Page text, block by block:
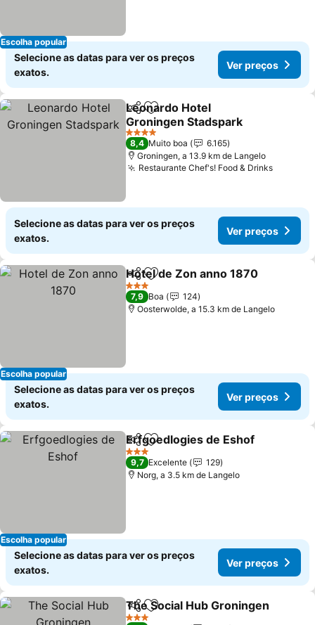
Escolha popular
Selecione as datas para ver os preços
exatos.
Ver preços
PartilharAdicionar aos favoritos
Leonardo Hotel
Groningen Stadspark
4 Estrelas
8,4 Muito boa
6.165
Groningen, a 13.9 km de Langelo
Restaurante Chef's! Food & Drinks
Selecione as datas para ver os preços
exatos.
Ver preços
Escolha popular
PartilharAdicionar aos favoritos
Hotel de Zon anno 1870
3 Estrelas
7,9 Boa
124
Oosterwolde, a 15.3 km de Langelo
Selecione as datas para ver os preços
exatos.
Ver preços
Escolha popular
PartilharAdicionar aos favoritos
Erfgoedlogies de Eshof
3 Estrelas
9,7 Excelente
129
Norg, a 3.5 km de Langelo
Selecione as datas para ver os preços
exatos.
Ver preços
PartilharAdicionar aos favoritos
The Social Hub Groningen
3 Estrelas